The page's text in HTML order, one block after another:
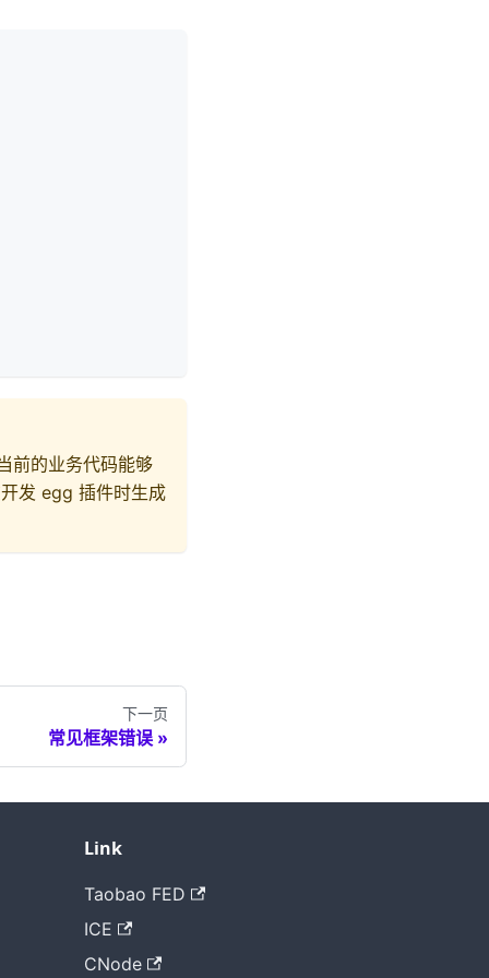
前的业务代码能够
发 egg 插件时生成
下一页
常见框架错误
Link
Taobao FED
ICE
CNode